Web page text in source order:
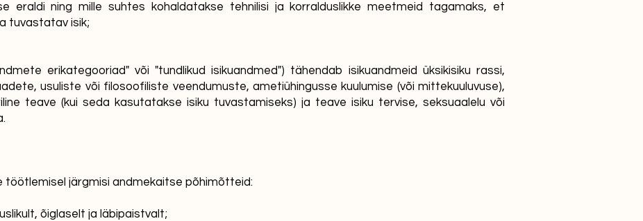
eraldi ning mille suhtes kohaldatakse tehnilisi ja korralduslikke meetmeid tagamaks, et
tuvastatav isik;
erikategooriad" või "tundlikud isikuandmed") tähendab isikuandmeid üksikisiku rassi,
usuliste või filosoofiliste veendumuste, ametiühingusse kuulumise (või mittekuuluvuse),
teave (kui seda kasutatakse isiku tuvastamiseks) ja teave isiku tervise, seksuaalelu või
töötlemisel järgmisi andmekaitse põhimõtteid:
õiglaselt ja läbipaistvalt;